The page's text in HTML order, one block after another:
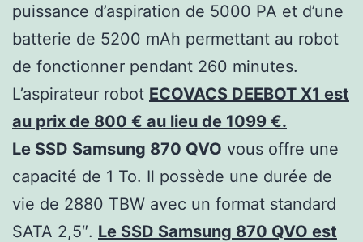
puissance d’aspiration de 5000 PA et d’une
batterie de 5200 mAh permettant au robot
de fonctionner pendant 260 minutes.
L’aspirateur robot ECOVACS DEEBOT X1 est
au prix de 800 € au lieu de 1099 €.
Le SSD Samsung 870 QVO vous offre une
capacité de 1 To. Il possède une durée de
vie de 2880 TBW avec un format standard
SATA 2,5″. Le SSD Samsung 870 QVO est